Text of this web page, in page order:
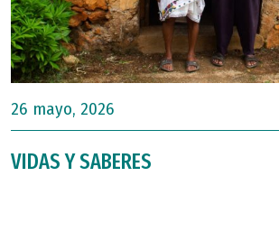
26 mayo, 2026
VIDAS Y SABERES